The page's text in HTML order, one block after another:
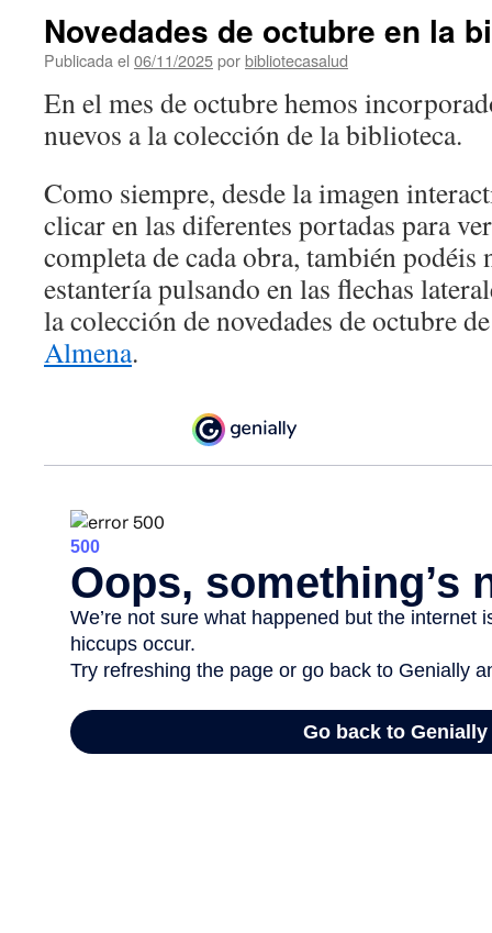
Novedades de octubre en la
Publicada el 06/11/2025porbibliotecasalud
En el mes de octubre hemos
nuevos a la colección de la biblioteca.
Como siempre, desde la imagen
clicar en las diferentes portadas para
completa de cada obra, también podéis
estantería pulsando en las flechas
la colección de novedades de octubre
Almena.